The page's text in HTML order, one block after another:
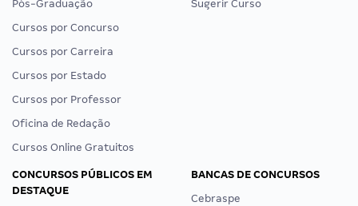
Pós-Graduação
Cursos por Concurso
Cursos por Carreira
Cursos por Estado
Cursos por Professor
Oficina de Redação
Cursos Online Gratuitos
Sugerir Curso
CONCURSOS PÚBLICOS EM
DESTAQUE
BANCAS DE CONCURSOS
Cebraspe